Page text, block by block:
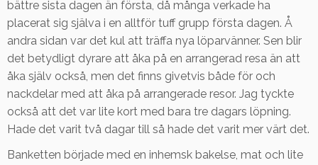
bättre sista dagen än första, då många verkade ha
placerat sig själva i en alltför tuff grupp första dagen. Å
andra sidan var det kul att träffa nya löparvänner. Sen blir
det betydligt dyrare att åka på en arrangerad resa än att
åka själv också, men det finns givetvis både för och
nackdelar med att åka på arrangerade resor. Jag tyckte
också att det var lite kort med bara tre dagars löpning.
Hade det varit två dagar till så hade det varit mer värt det.
Banketten började med en inhemsk bakelse, mat och lite